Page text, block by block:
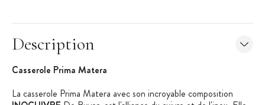
Description
Casserole Prima Matera
La casserole Prima Matera avec son incroyable composition